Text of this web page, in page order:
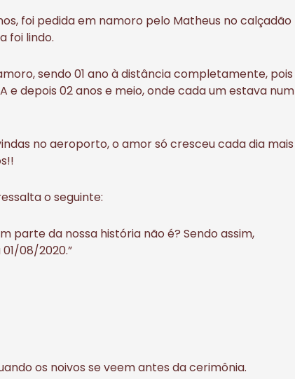
foi pedida em namoro pelo Matheus no calçadão
foi lindo.
sendo 01 ano à distância completamente, pois
e depois 02 anos e meio, onde cada um estava num
no aeroporto, o amor só cresceu cada dia mais
o seguinte:
parte da nossa história não é? Sendo assim,
08/2020.”
os noivos se veem antes da cerimônia.